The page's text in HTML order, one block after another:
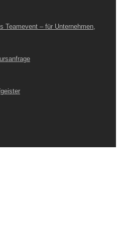
Teamevent – für Unternehmen,